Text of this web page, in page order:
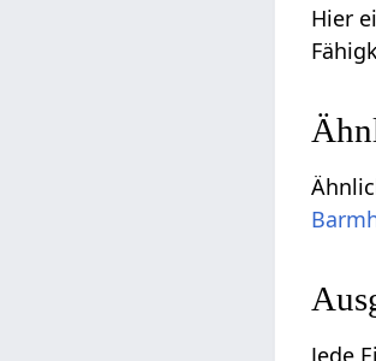
Hier
Jede